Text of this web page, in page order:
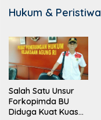
Hukum & Peristiwa
Salah Satu Unsur
Forkopimda BU
Diduga Kuat Kuasai